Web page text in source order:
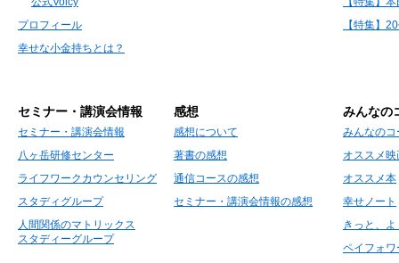
プロフィール
幸せな小金持ちとは？
【特集】
セミナー・講演会情報
セミナー・講演会情報
八ヶ岳研修センター
ライフワークカウンセリング
スタディグループ
人間関係のマトリックス
スタディーグループ
感想
感想について
著書の感想
通信コースの感想
セミナー・講演会情報の感想
みんなの
みんなの
オススメ映
オススメ本
幸せノート
きっと、
ペイフォワ